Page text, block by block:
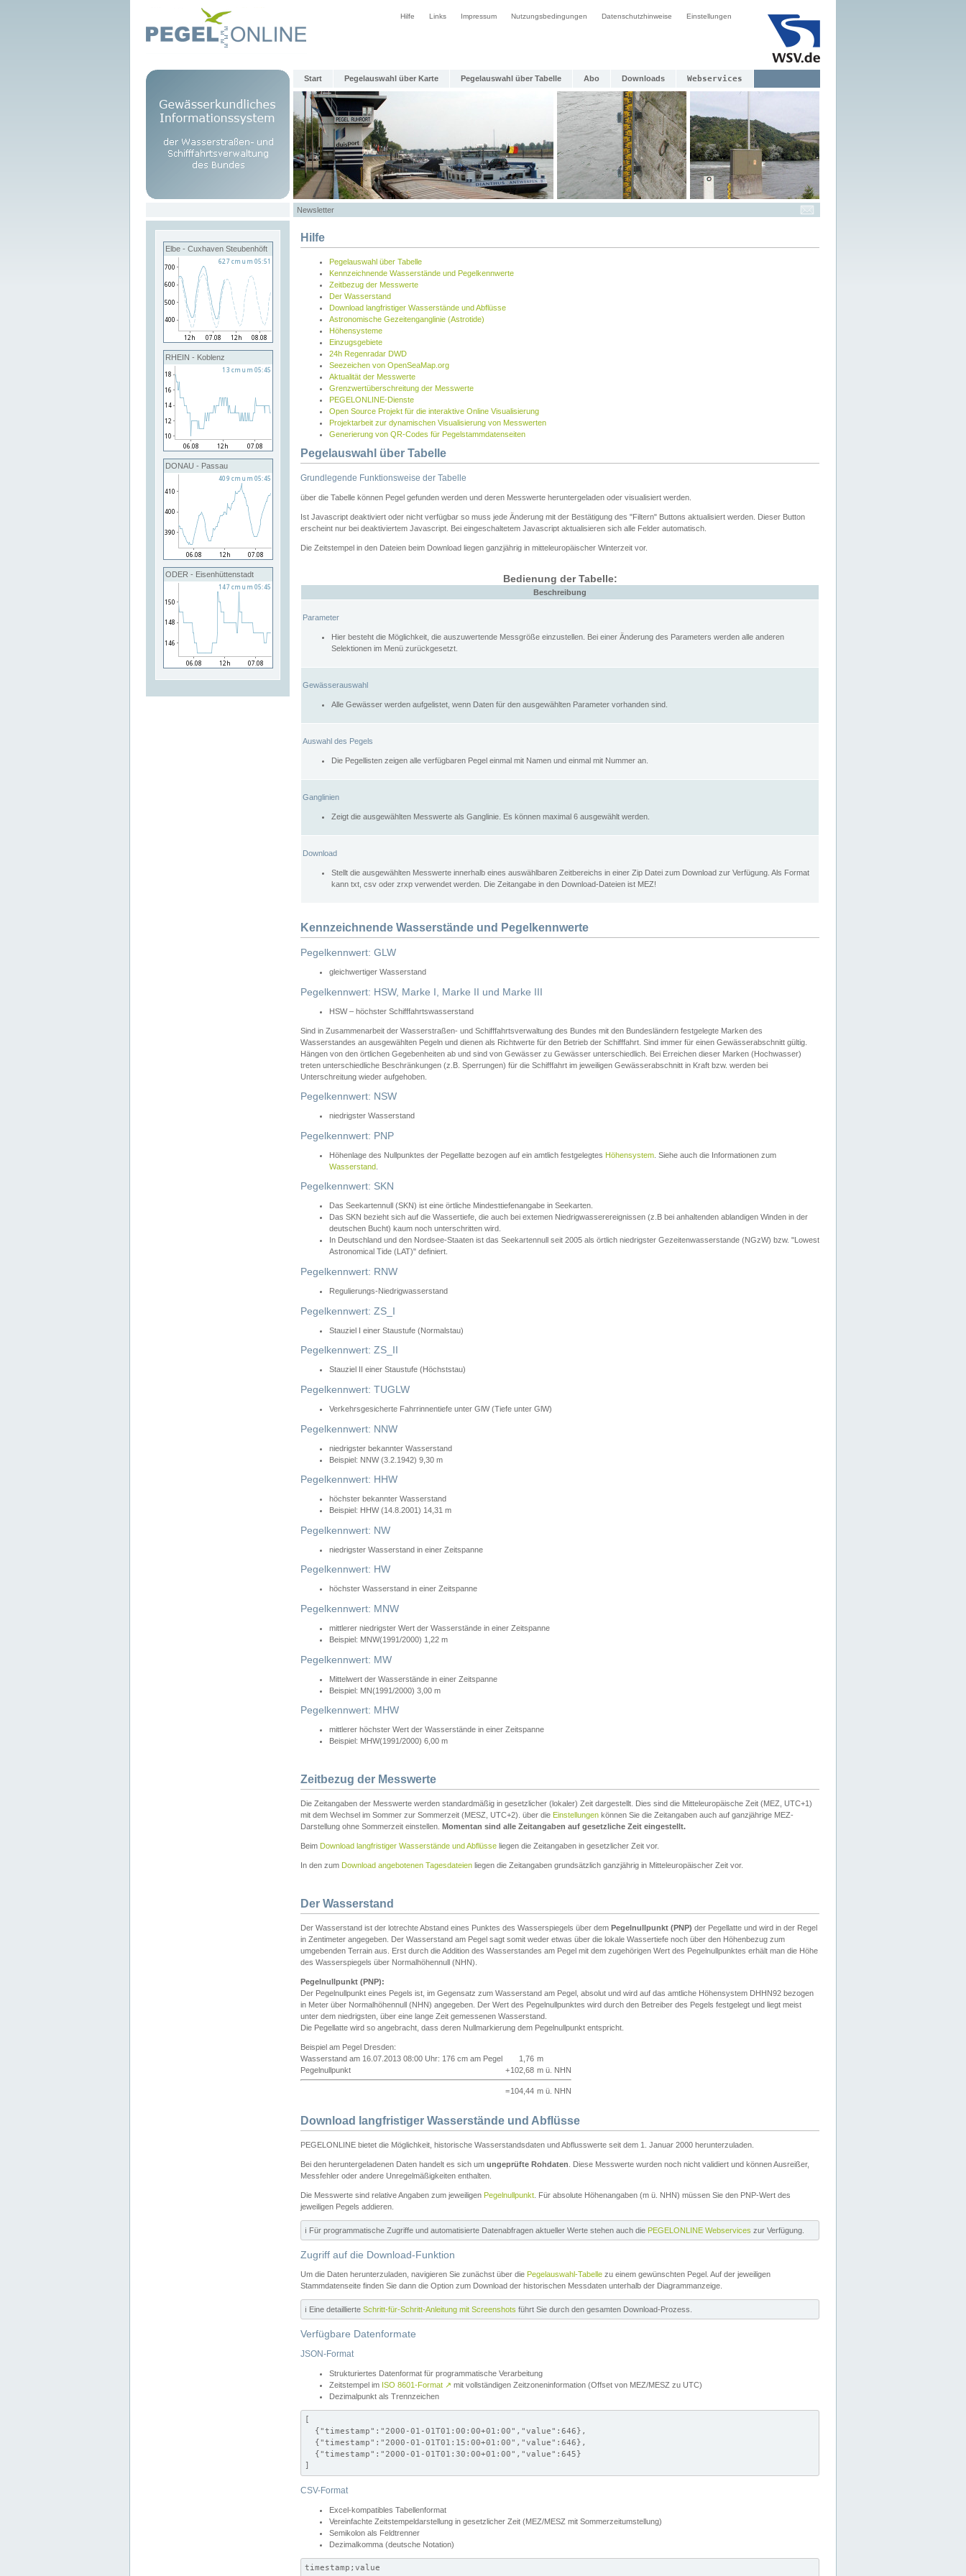
Hilfe Links Impressum Nutzungsbedingungen Datenschutzhinweise Einstellungen
Start Pegelauswahl über Karte Pegelauswahl über Tabelle Abo Downloads Webservices
Newsletter
Elbe - Cuxhaven Steubenhöft
RHEIN - Koblenz
DONAU - Passau
ODER - Eisenhüttenstadt
Hilfe
Pegelauswahl über Tabelle
Kennzeichnende Wasserstände und Pegelkennwerte
Zeitbezug der Messwerte
Der Wasserstand
Download langfristiger Wasserstände und Abflüsse
Astronomische Gezeitenganglinie (Astrotide)
Höhensysteme
Einzugsgebiete
24h Regenradar DWD
Seezeichen von OpenSeaMap.org
Aktualität der Messwerte
Grenzwertüberschreitung der Messwerte
PEGELONLINE-Dienste
Open Source Projekt für die interaktive Online Visualisierung
Projektarbeit zur dynamischen Visualisierung von Messwerten
Generierung von QR-Codes für Pegelstammdatenseiten
Pegelauswahl über Tabelle
Grundlegende Funktionsweise der Tabelle
über die Tabelle können Pegel gefunden werden und deren Messwerte heruntergeladen oder visualisiert werden.
Ist Javascript deaktiviert oder nicht verfügbar so muss jede Änderung mit der Bestätigung des "Filtern" Buttons aktualisiert werden. Dieser Button
erscheint nur bei deaktiviertem Javascript. Bei eingeschaltetem Javascript aktualisieren sich alle Felder automatisch.
Die Zeitstempel in den Dateien beim Download liegen ganzjährig in mitteleuropäischer Winterzeit vor.
Bedienung der Tabelle:
Beschreibung
Parameter
Hier besteht die Möglichkeit, die auszuwertende Messgröße einzustellen. Bei einer Änderung des Parameters werden alle anderen
Selektionen im Menü zurückgesetzt.
Gewässerauswahl
Alle Gewässer werden aufgelistet, wenn Daten für den ausgewählten Parameter vorhanden sind.
Auswahl des Pegels
Die Pegellisten zeigen alle verfügbaren Pegel einmal mit Namen und einmal mit Nummer an.
Ganglinien
Zeigt die ausgewählten Messwerte als Ganglinie. Es können maximal 6 ausgewählt werden.
Download
Stellt die ausgewählten Messwerte innerhalb eines auswählbaren Zeitbereichs in einer Zip Datei zum Download zur Verfügung. Als Format
kann txt, csv oder zrxp verwendet werden. Die Zeitangabe in den Download-Dateien ist MEZ!
Kennzeichnende Wasserstände und Pegelkennwerte
Pegelkennwert: GLW
gleichwertiger Wasserstand
Pegelkennwert: HSW, Marke I, Marke II und Marke III
HSW – höchster Schifffahrtswasserstand
Sind in Zusammenarbeit der Wasserstraßen- und Schifffahrtsverwaltung des Bundes mit den Bundesländern festgelegte Marken des
Wasserstandes an ausgewählten Pegeln und dienen als Richtwerte für den Betrieb der Schifffahrt. Sind immer für einen Gewässerabschnitt gültig.
Hängen von den örtlichen Gegebenheiten ab und sind von Gewässer zu Gewässer unterschiedlich. Bei Erreichen dieser Marken (Hochwasser)
treten unterschiedliche Beschränkungen (z.B. Sperrungen) für die Schifffahrt im jeweiligen Gewässerabschnitt in Kraft bzw. werden bei
Unterschreitung wieder aufgehoben.
Pegelkennwert: NSW
niedrigster Wasserstand
Pegelkennwert: PNP
Höhenlage des Nullpunktes der Pegellatte bezogen auf ein amtlich festgelegtes Höhensystem . Siehe auch die Informationen zum
Wasserstand
Pegelkennwert: SKN
Das Seekartennull (SKN) ist eine örtliche Mindesttiefenangabe in Seekarten.
Das SKN bezieht sich auf die Wassertiefe, die auch bei extemen Niedrigwasserereignissen (z.B bei anhaltenden ablandigen Winden in der
deutschen Bucht) kaum noch unterschritten wird.
In Deutschland und den Nordsee-Staaten ist das Seekartennull seit 2005 als örtlich niedrigster Gezeitenwasserstande (NGzW) bzw. "Lowest
Astronomical Tide (LAT)" definiert.
Pegelkennwert: RNW
Regulierungs-Niedrigwasserstand
Pegelkennwert: ZS_I
Stauziel I einer Staustufe (Normalstau)
Pegelkennwert: ZS_II
Stauziel II einer Staustufe (Höchststau)
Pegelkennwert: TUGLW
Verkehrsgesicherte Fahrrinnentiefe unter GlW (Tiefe unter GlW)
Pegelkennwert: NNW
niedrigster bekannter Wasserstand
Beispiel: NNW (3.2.1942) 9,30 m
Pegelkennwert: HHW
höchster bekannter Wasserstand
Beispiel: HHW (14.8.2001) 14,31 m
Pegelkennwert: NW
niedrigster Wasserstand in einer Zeitspanne
Pegelkennwert: HW
höchster Wasserstand in einer Zeitspanne
Pegelkennwert: MNW
mittlerer niedrigster Wert der Wasserstände in einer Zeitspanne
Beispiel: MNW(1991/2000) 1,22 m
Pegelkennwert: MW
Mittelwert der Wasserstände in einer Zeitspanne
Beispiel: MN(1991/2000) 3,00 m
Pegelkennwert: MHW
mittlerer höchster Wert der Wasserstände in einer Zeitspanne
Beispiel: MHW(1991/2000) 6,00 m
Zeitbezug der Messwerte
Die Zeitangaben der Messwerte werden standardmäßig in gesetzlicher (lokaler) Zeit dargestellt. Dies sind die Mitteleuropäische Zeit (MEZ, UTC+1)
mit dem Wechsel im Sommer zur Sommerzeit (MESZ, UTC+2). über die Einstellungen können Sie die Zeitangaben auch auf ganzjährige MEZ-
Darstellung ohne Sommerzeit einstellen. Momentan sind alle Zeitangaben auf gesetzliche Zeit eingestellt.
Beim Download langfristiger Wasserstände und Abflüsse liegen die Zeitangaben in gesetzlicher Zeit vor.
In den zum Download angebotenen Tagesdateien liegen die Zeitangaben grundsätzlich ganzjährig in Mitteleuropäischer Zeit vor.
Der Wasserstand
Der Wasserstand ist der lotrechte Abstand eines Punktes des Wasserspiegels über dem Pegelnullpunkt (PNP) der Pegellatte und wird in der Regel
in Zentimeter angegeben. Der Wasserstand am Pegel sagt somit weder etwas über die lokale Wassertiefe noch über den Höhenbezug zum
umgebenden Terrain aus. Erst durch die Addition des Wasserstandes am Pegel mit dem zugehörigen Wert des Pegelnullpunktes erhält man die Höhe
des Wasserspiegels über Normalhöhennull (NHN).
Pegelnullpunkt (PNP):
Der Pegelnullpunkt eines Pegels ist, im Gegensatz zum Wasserstand am Pegel, absolut und wird auf das amtliche Höhensystem DHHN92 bezogen
in Meter über Normalhöhennull (NHN) angegeben. Der Wert des Pegelnullpunktes wird durch den Betreiber des Pegels festgelegt und liegt meist
unter dem niedrigsten, über eine lange Zeit gemessenen Wasserstand.
Die Pegellatte wird so angebracht, dass deren Nullmarkierung dem Pegelnullpunkt entspricht.
Beispiel am Pegel Dresden:
Wasserstand am 16.07.2013 08:00 Uhr: 176 cm am Pegel
1,76 m
Pegelnullpunkt
+102,68 m ü. NHN
=104,44 m ü. NHN
Download langfristiger Wasserstände und Abflüsse
PEGELONLINE bietet die Möglichkeit, historische Wasserstandsdaten und Abflusswerte seit dem 1. Januar 2000 herunterzuladen.
Bei den heruntergeladenen Daten handelt es sich um ungeprüfte Rohdaten . Diese Messwerte wurden noch nicht validiert und können Ausreißer,
Messfehler oder andere Unregelmäßigkeiten enthalten.
Die Messwerte sind relative Angaben zum jeweiligen Pegelnullpunkt . Für absolute Höhenangaben (m ü. NHN) müssen Sie den PNP-Wert des
jeweiligen Pegels addieren.
ℹ️ Für programmatische Zugriffe und automatisierte Datenabfragen aktueller Werte stehen auch die PEGELONLINE Webservices zur Verfügung.
Zugriff auf die Download-Funktion
Um die Daten herunterzuladen, navigieren Sie zunächst über die Pegelauswahl-Tabelle zu einem gewünschten Pegel. Auf der jeweiligen
Stammdatenseite finden Sie dann die Option zum Download der historischen Messdaten unterhalb der Diagrammanzeige.
ℹ️ Eine detaillierte Schritt-für-Schritt-Anleitung mit Screenshots führt Sie durch den gesamten Download-Prozess.
Verfügbare Datenformate
JSON-Format
Strukturiertes Datenformat für programmatische Verarbeitung
Zeitstempel im ISO 8601-Format ↗ mit vollständigen Zeitzoneninformation (Offset von MEZ/MESZ zu UTC)
Dezimalpunkt als Trennzeichen
[
  {"timestamp":"2000-01-01T01:00:00+01:00","value":646},
  {"timestamp":"2000-01-01T01:15:00+01:00","value":646},
  {"timestamp":"2000-01-01T01:30:00+01:00","value":645}
]
CSV-Format
Excel-kompatibles Tabellenformat
Vereinfachte Zeitstempeldarstellung in gesetzlicher Zeit (MEZ/MESZ mit Sommerzeitumstellung)
Semikolon als Feldtrenner
Dezimalkomma (deutsche Notation)
timestamp;value